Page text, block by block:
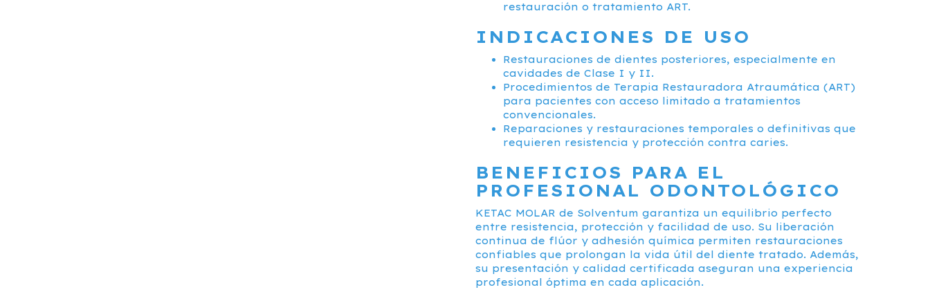
restauración o tratamiento ART.
INDICACIONES DE USO
Restauraciones de dientes posteriores, especialmente en
cavidades de Clase I y II.
Procedimientos de Terapia Restauradora Atraumática (ART)
para pacientes con acceso limitado a tratamientos
convencionales.
Reparaciones y restauraciones temporales o definitivas que
requieren resistencia y protección contra caries.
BENEFICIOS PARA EL
PROFESIONAL ODONTOLÓGICO
KETAC MOLAR de Solventum garantiza un equilibrio perfecto
entre resistencia, protección y facilidad de uso. Su liberación
continua de flúor y adhesión química permiten restauraciones
confiables que prolongan la vida útil del diente tratado. Además,
su presentación y calidad certificada aseguran una experiencia
profesional óptima en cada aplicación.